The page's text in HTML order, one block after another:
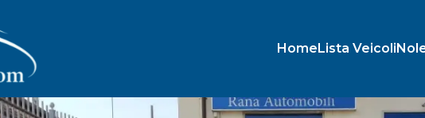
HomeLista Veicoli